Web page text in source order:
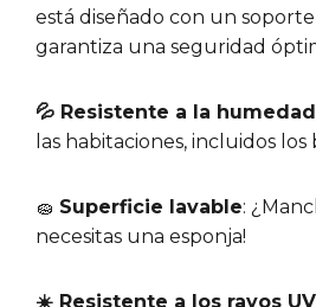
está diseñado con un
garantiza una seguridad
💦 Resistente a la humedad
las habitaciones, incluidos los
🧽 Superficie lavable:
necesitas una esponja!
☀️ Resistente a los rayos UV